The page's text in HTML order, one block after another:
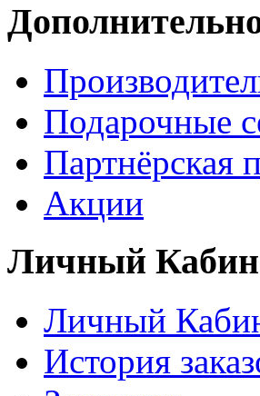
Подарочные
Партнёрская
Акции
Личный
Личный
История